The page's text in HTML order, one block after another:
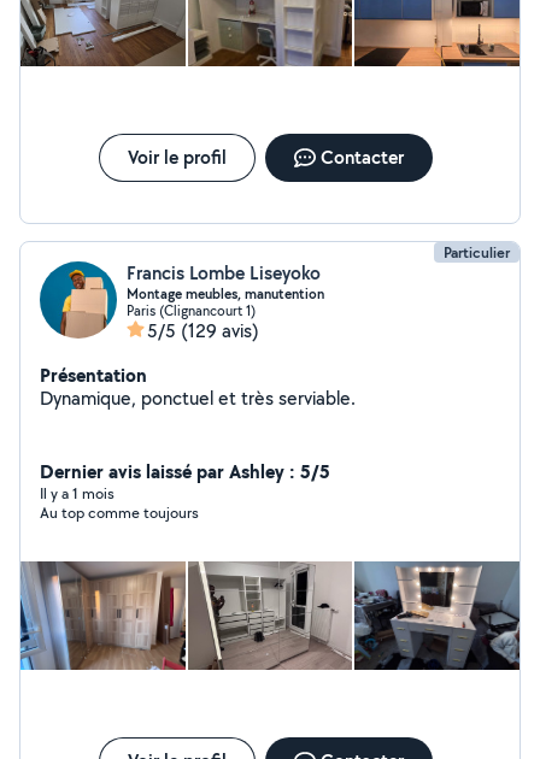
Voir le profil Contacter
Particulier
Francis Lombe Liseyoko
Montage meubles, manutention
Paris (Clignancourt 1)
5/5 (129 avis)
Présentation
Dynamique, ponctuel et très serviable.
Dernier avis laissé par Ashley : 5/5
Il y a 1 mois
Au top comme toujours